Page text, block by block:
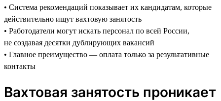
• Система рекомендаций показывает их кандидатам, которые
действительно ищут вахтовую занятость
• Работодатели могут искать персонал по всей России,
не создавая десятки дублирующих вакансий
• Главное преимущество — оплата только за результативные
контакты
Вахтовая занятость проникает